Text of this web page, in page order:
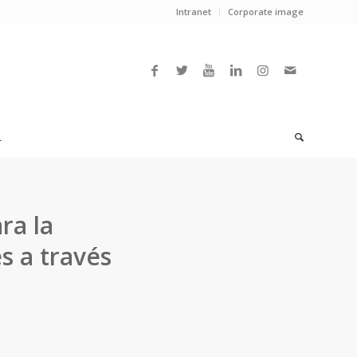
Intranet Corporate image
la
a través